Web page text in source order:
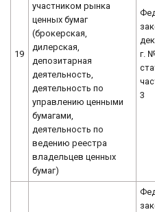
19
участником рынка
ценных бумаг
(брокерская,
дилерская,
депозитарная
деятельность,
деятельность по
управлению ценными
бумагами,
деятельность по
ведению реестра
владельцев ценных
бумаг)
г.
3